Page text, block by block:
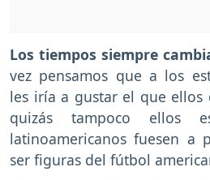
Los tiempos siempre
vez pensamos que a los
les iría a gustar el que ellos
quizás tampoco ellos
latinoamericanos fuesen a
ser figuras del fútbol